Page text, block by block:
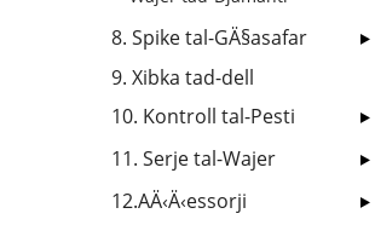
8. Spike tal-GÄ§asafar
9. Xibka tad-dell
10. Kontroll tal-Pesti
11. Serje tal-Wajer
12.AÄ‹Ä‹essorji